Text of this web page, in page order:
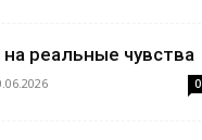
реальные чувства
0